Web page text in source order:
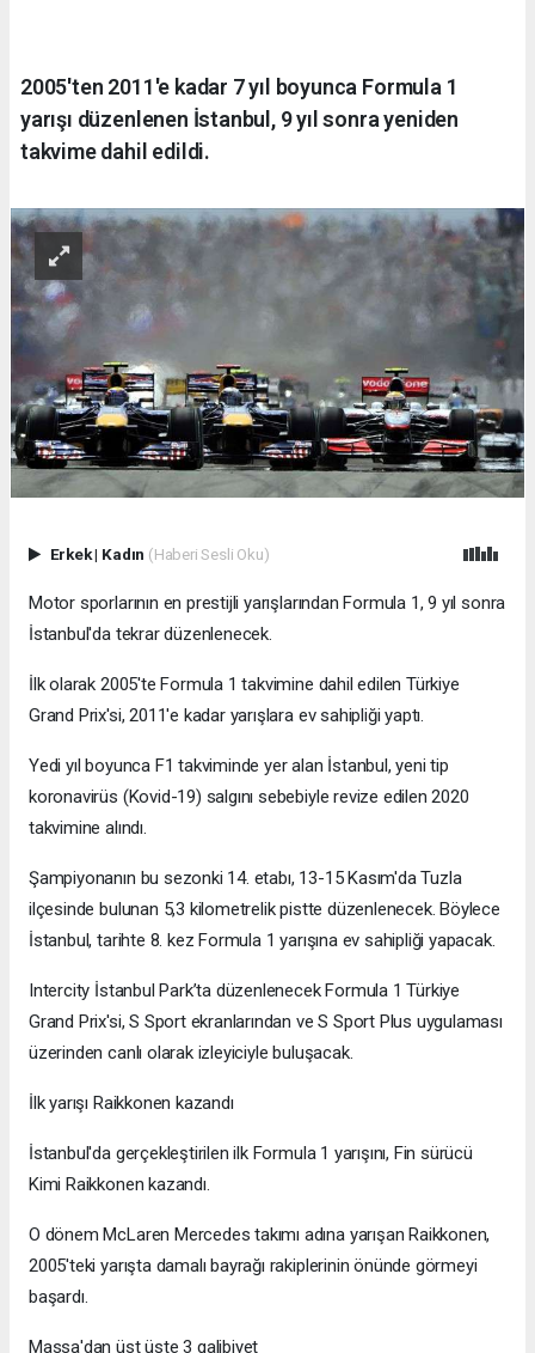
2005'ten 2011'e kadar 7 yıl boyunca Formula 1
yarışı düzenlenen İstanbul, 9 yıl sonra yeniden
takvime dahil edildi.
Erkek| Kadın (Haberi Sesli Oku)
Motor sporlarının en prestijli yarışlarından Formula 1, 9 yıl sonra
İstanbul'da tekrar düzenlenecek.
İlk olarak 2005'te Formula 1 takvimine dahil edilen Türkiye
Grand Prix'si, 2011'e kadar yarışlara ev sahipliği yaptı.
Yedi yıl boyunca F1 takviminde yer alan İstanbul, yeni tip
koronavirüs (Kovid-19) salgını sebebiyle revize edilen 2020
takvimine alındı.
Şampiyonanın bu sezonki 14. etabı, 13-15 Kasım'da Tuzla
ilçesinde bulunan 5,3 kilometrelik pistte düzenlenecek. Böylece
İstanbul, tarihte 8. kez Formula 1 yarışına ev sahipliği yapacak.
Intercity İstanbul Park’ta düzenlenecek Formula 1 Türkiye
Grand Prix'si, S Sport ekranlarından ve S Sport Plus uygulaması
üzerinden canlı olarak izleyiciyle buluşacak.
İlk yarışı Raikkonen kazandı
İstanbul'da gerçekleştirilen ilk Formula 1 yarışını, Fin sürücü
Kimi Raikkonen kazandı.
O dönem McLaren Mercedes takımı adına yarışan Raikkonen,
2005'teki yarışta damalı bayrağı rakiplerinin önünde görmeyi
başardı.
Massa'dan üst üste 3 galibiyet